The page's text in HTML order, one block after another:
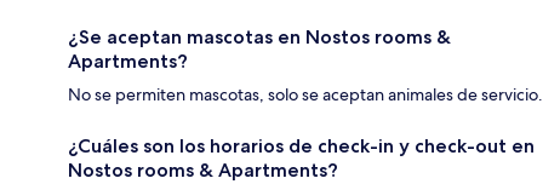
¿Se aceptan mascotas en Nostos rooms &
Apartments?
No se permiten mascotas, solo se aceptan animales de servicio.
¿Cuáles son los horarios de check-in y check-out en
Nostos rooms & Apartments?